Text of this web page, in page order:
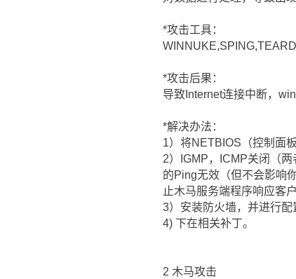
*攻击工具：
*攻击后果：
导致Internet连接中断，
*解决办法：
1）将NETBIOS（控制面
2）IGMP，ICMP关闭（
的Ping无效（但不会影响
止木马服务端程序响应客
3）安装防火墙，并进行配
4) 下在相关补丁。
2 木马攻击